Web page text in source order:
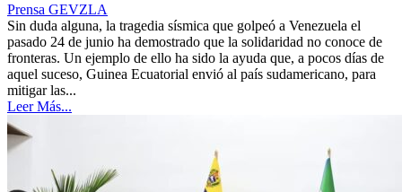
Prensa GEVZLA
Sin duda alguna, la tragedia sísmica que golpeó a Venezuela el
pasado 24 de junio ha demostrado que la solidaridad no conoce de
fronteras. Un ejemplo de ello ha sido la ayuda que, a pocos días de
aquel suceso, Guinea Ecuatorial envió al país sudamericano, para
mitigar las...
Leer Más...